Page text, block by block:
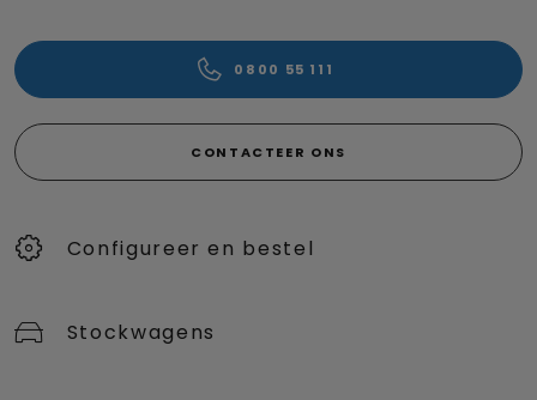
0800 55 111
CONTACTEER ONS
Configureer en bestel
Stockwagens